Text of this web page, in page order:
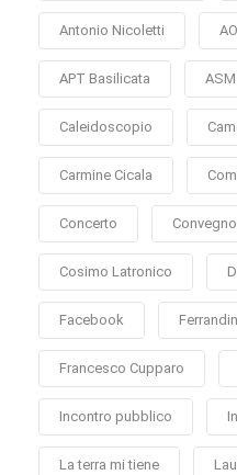
Antonio Nicoletti
APT Basilicata ASM
Caleidoscopio
Carmine Cicala
Concerto Convegno
Cosimo Latronico
Facebook
Francesco Cupparo
Incontro pubblico
La terra mi tiene